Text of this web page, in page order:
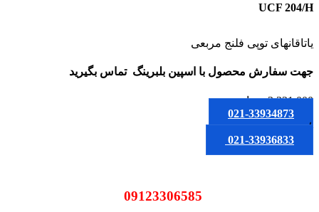
UCF 204/H
یاتاقانهای توپی فلنج مربعی
جهت سفارش محصول با اسپین بلبرینگ تماس بگیرید
3,321,000 تومان
021-33934873
یا
021-33936833